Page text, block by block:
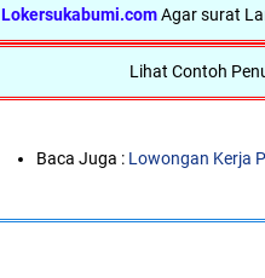
Lokersukabumi.comAgar surat
Lihat Contoh
Baca Juga : Lowongan Kerja